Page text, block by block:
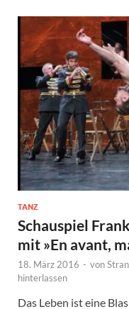
TANZ
Schauspiel
mit »En avant,
18. März 2016 - von
hinterlassen
Das Leben ist eine